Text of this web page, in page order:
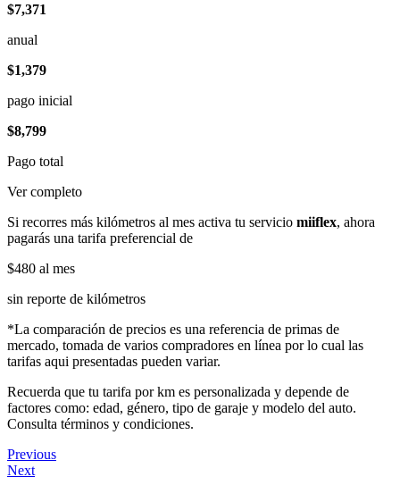
$7,371
anual
$1,379
pago inicial
$8,799
Pago total
Ver completo
Si recorres más kilómetros al mes activa tu servicio miiflex, ahora
pagarás una tarifa preferencial de
$480 al mes
sin reporte de kilómetros
*La comparación de precios es una referencia de primas de
mercado, tomada de varios compradores en línea por lo cual las
tarifas aqui presentadas pueden variar.
Recuerda que tu tarifa por km es personalizada y depende de
factores como: edad, género, tipo de garaje y modelo del auto.
Consulta términos y condiciones.
Previous
Next